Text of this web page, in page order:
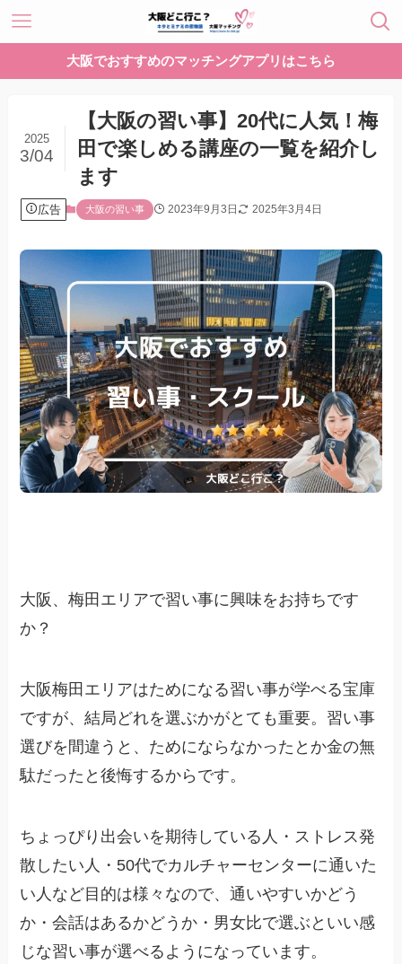
大阪でおすすめのマッチングアプリはこちら
【大阪の習い事】20代に人気！梅
田で楽しめる講座の一覧を紹介し
ます
2025
3/04
広告 大阪の習い事 2023年9月3日 2025年3月4日
大阪、梅田エリアで習い事に興味をお持ちです
か？
大阪梅田エリアはためになる習い事が学べる宝庫
ですが、結局どれを選ぶかがとても重要。習い事
選びを間違うと、ためにならなかったとか金の無
駄だったと後悔するからです。
ちょっぴり出会いを期待している人・ストレス発
散したい人・50代でカルチャーセンターに通いた
い人など目的は様々なので、通いやすいかどう
か・会話はあるかどうか・男女比で選ぶといい感
じな習い事が選べるようになっています。